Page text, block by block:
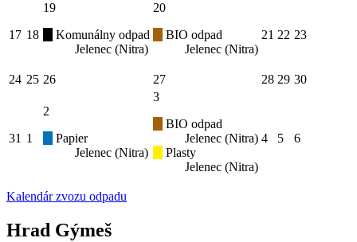
17 18
19
Komunálny odpad
Jelenec (Nitra)
20
BIO odpad
Jelenec (Nitra)
21 22 23
24 25 26 27 28 29 30
31 1
2
Papier
Jelenec (Nitra)
3
BIO odpad
Jelenec (Nitra)
Plasty
Jelenec (Nitra)
4 5 6
Kalendár zvozu odpadu
Hrad Gýmeš